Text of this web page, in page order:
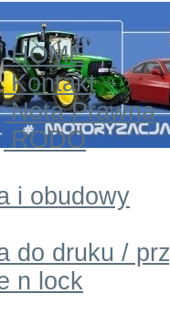
HOME
Kontakt
Nota Prawna
RODO
i obudowy
do druku /
n lock